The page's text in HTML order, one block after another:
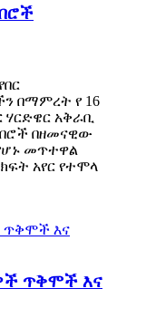
በማምረት የ 16
አቅራቢ
በዘመናዊው
መጥተዋል
አየር የተሞላ
ጥቅሞች እና